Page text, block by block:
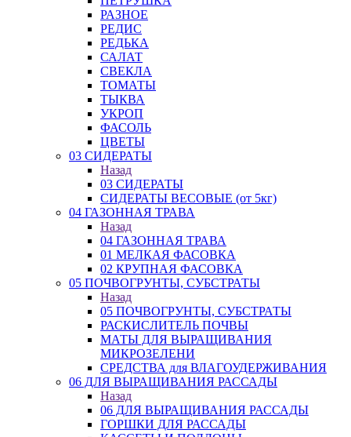
РАЗНОЕ
РЕДИС
РЕДЬКА
САЛАТ
СВЕКЛА
ТОМАТЫ
ТЫКВА
УКРОП
ФАСОЛЬ
ЦВЕТЫ
03 СИДЕРАТЫ
Назад
03 СИДЕРАТЫ
СИДЕРАТЫ ВЕСОВЫЕ (от 5кг)
04 ГАЗОННАЯ ТРАВА
Назад
04 ГАЗОННАЯ ТРАВА
01 МЕЛКАЯ ФАСОВКА
02 КРУПНАЯ ФАСОВКА
05 ПОЧВОГРУНТЫ, СУБСТРАТЫ
Назад
05 ПОЧВОГРУНТЫ, СУБСТРАТЫ
РАСКИСЛИТЕЛЬ ПОЧВЫ
МАТЫ ДЛЯ ВЫРАЩИВАНИЯ
МИКРОЗЕЛЕНИ
СРЕДСТВА для ВЛАГОУДЕРЖИВАНИЯ
06 ДЛЯ ВЫРАЩИВАНИЯ РАССАДЫ
Назад
06 ДЛЯ ВЫРАЩИВАНИЯ РАССАДЫ
ГОРШКИ ДЛЯ РАССАДЫ